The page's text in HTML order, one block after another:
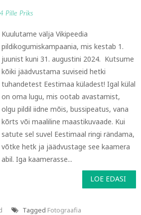
Pille Priks
Kuulutame välja Vikipeedia
pildikogumiskampaania, mis kestab 1.
juunist kuni 31. augustini 2024. Kutsume
kõiki jäädvustama suviseid hetki
tuhandetest Eestimaa küladest! Igal külal
on oma lugu, mis ootab avastamist,
olgu pildil iidne mõis, bussipeatus, vana
kõrts või maaliline maastikuvaade. Kui
satute sel suvel Eestimaal ringi rändama,
võtke hetk ja jäädvustage see kaamera
abil. Iga kaamerasse...
LOE EDASI
Tagged Fotograafia